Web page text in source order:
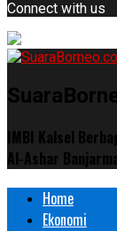
Connect with us
IMBI Kalsel
Al-Ashar
Home
Ekonomi